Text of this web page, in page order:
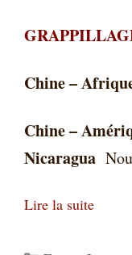
Chine –
Chine –
Nicaragua
Lire la suite